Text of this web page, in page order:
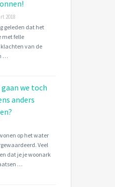
2018
geleden dat het
met felle
van de
…
gaan we toch
anders
op het water
Veel
dat je je woonark
…